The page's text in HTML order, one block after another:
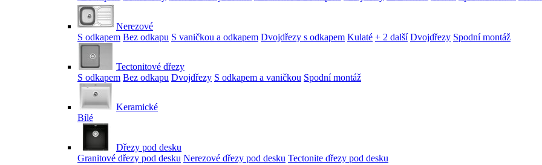
Nerezové
S odkapem Bez odkapu S vaničkou a odkapem Dvojdřezy s odkapem Kulaté + 2 další Dvojdřezy Spodní montáž
Tectonitové dřezy
S odkapem Bez odkapu Dvojdřezy S odkapem a vaničkou Spodní montáž
Keramické
Bílé
Dřezy pod desku
Granitové dřezy pod desku Nerezové dřezy pod desku Tectonite dřezy pod desku